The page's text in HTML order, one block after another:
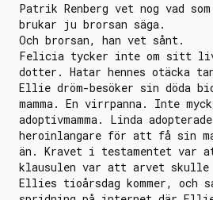
Patrik Renberg vet nog vad
brukar ju brorsan säga.
Och brorsan, han vet sånt.
Felicia tycker inte om sitt
dotter. Hatar hennes otäcka
Ellie dröm-besöker sin döda
mamma. En virrpanna. Inte
adoptivmamma. Linda
heroinlangare för att få sin
än. Kravet i testamentet var
klausulen var att arvet
Ellies tioårsdag kommer, och